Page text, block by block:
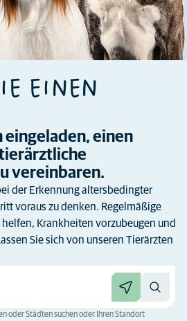
EINEN
eingeladen, einen
vereinbaren.
der Erkennung altersbedingter
voraus zu denken. Regelmäßige
Krankheiten vorzubeugen und
Sie sich von unseren Tierärzten
oder Städten suchen oder Ihren Standort